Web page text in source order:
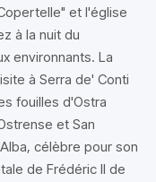
et l'église
à la nuit du
environnants. La
à Serra de' Conti
fouilles d'Ostra
et San
célèbre pour son
de Frédéric II de